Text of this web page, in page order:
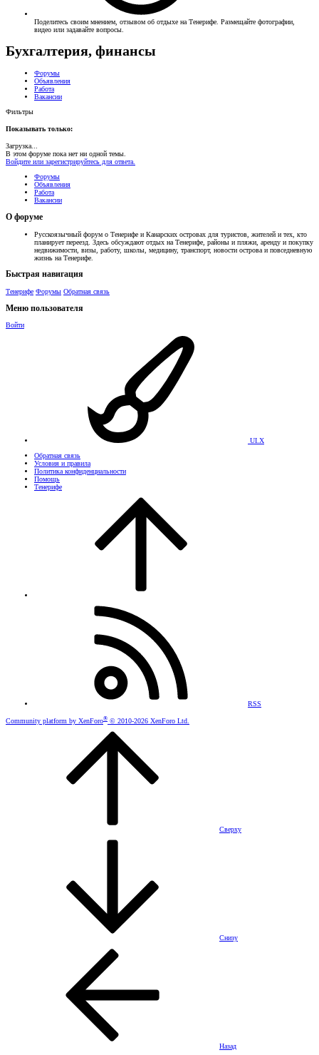
Поделитесь своим мнением, отзывом об отдыхе на Тенерифе. Размещайте фотографии,
видео или задавайте вопросы.
Бухгалтерия, финансы
Форумы
Объявления
Работа
Вакансии
Фильтры
Показывать только:
Загрузка...
В этом форуме пока нет ни одной темы.
Войдите или зарегистрируйтесь для ответа.
Форумы
Объявления
Работа
Вакансии
О форуме
Русскоязычный форум о Тенерифе и Канарских островах для туристов, жителей и тех, кто
планирует переезд. Здесь обсуждают отдых на Тенерифе, районы и пляжи, аренду и покупку
недвижимости, визы, работу, школы, медицину, транспорт, новости острова и повседневную
жизнь на Тенерифе.
Быстрая навигация
Тенерифе Форумы Обратная связь
Меню пользователя
Войти
UI.X
Обратная связь
Условия и правила
Политика конфиденциальности
Помощь
Тенерифе
RSS
Community platform by XenForo® © 2010-2026 XenForo Ltd.
Сверху
Снизу
Назад